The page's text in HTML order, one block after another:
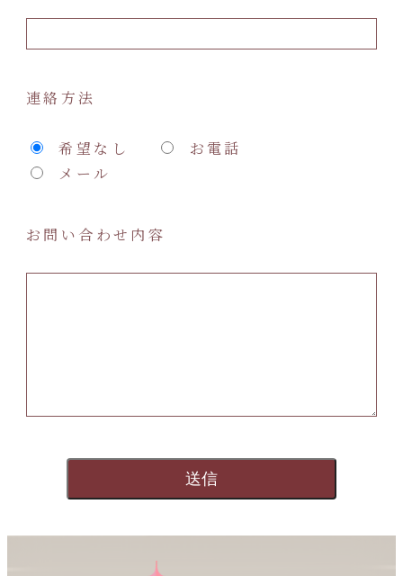
連絡方法
希望なし
お電話
メール
お問い合わせ内容